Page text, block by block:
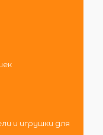
и игрушки для